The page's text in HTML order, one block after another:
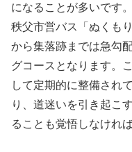
になることが多いです
秩父市営バス「ぬくも
から集落跡までは急勾
グコースとなります。
して定期的に整備され
り、道迷いを引き起こ
ることも覚悟しなけれ